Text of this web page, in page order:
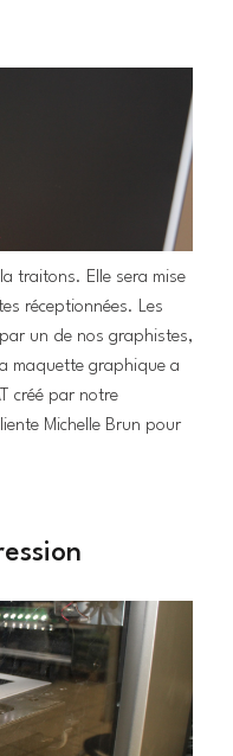
traitons. Elle sera mise
réceptionnées. Les
un de nos graphistes,
maquette graphique a
créé par notre
Michelle Brun pour